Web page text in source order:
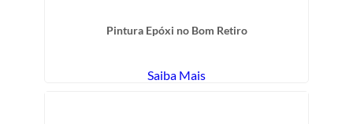
Pintura Epóxi no Bom Retiro
Saiba Mais